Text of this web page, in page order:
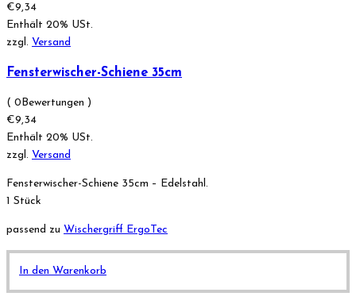
€9,34
Enthält 20% USt.
zzgl. Versand
Fensterwischer-Schiene 35cm
( 0Bewertungen )
€9,34
Enthält 20% USt.
zzgl. Versand
Fensterwischer-Schiene 35cm – Edelstahl.
1 Stück
passend zu Wischergriff ErgoTec
In den Warenkorb